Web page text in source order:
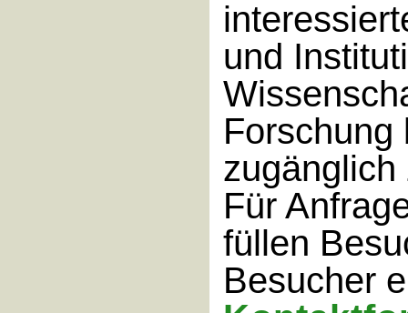
und
Forschung
zugänglich
Für
füllen
Besucher